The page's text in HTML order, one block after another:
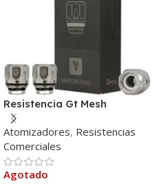
Resistencia Gt Mesh
Vaporesso Unidad
Atomizadores, Resistencias
Comerciales
Agotado